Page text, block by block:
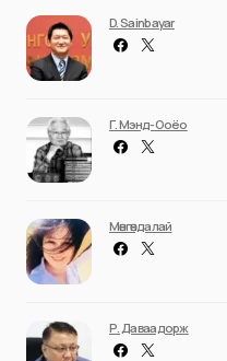
D. Sainbayar
Г. Мэнд-Ооёо
Мөнгөндалай
Р. Даваадорж